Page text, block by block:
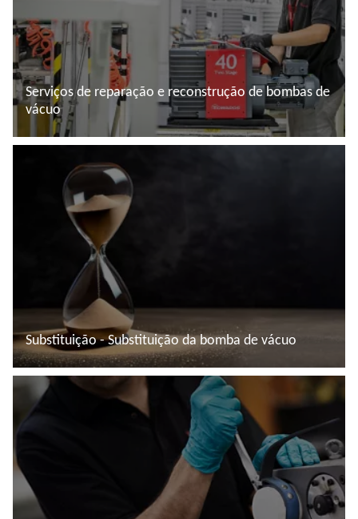
Serviços de reparação e reconstrução de bombas de
vácuo
Substituição - Substituição da bomba de vácuo
Ler mais